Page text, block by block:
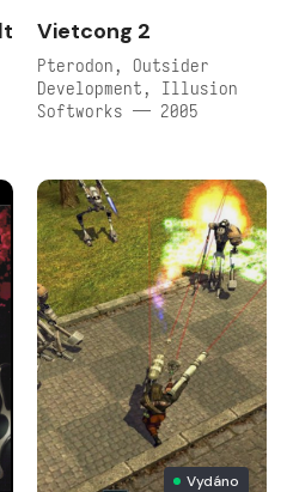
Vietcong 2
Pterodon, Outsider
Development, Illusion
Softworks — 2005
Vydáno